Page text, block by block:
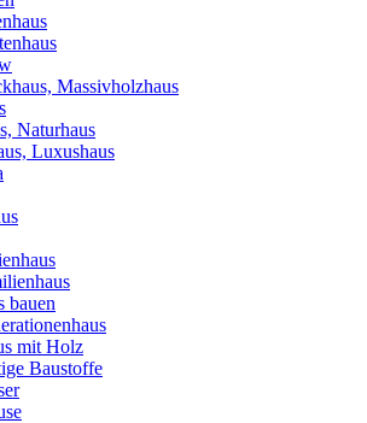
Massivholzhaus
Naturhaus
Luxushaus
bauen
mit Holz
Baustoffe